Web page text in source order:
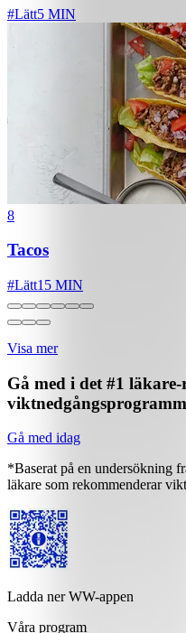
#Lätt5 MIN
8
Tacos
#Lätt15 MIN
Visa mer
Gå med i det #1
Gå med idag
*Baserat på en undersökning
läkare som rekommenderar
Ladda ner WW-appen
Våra program